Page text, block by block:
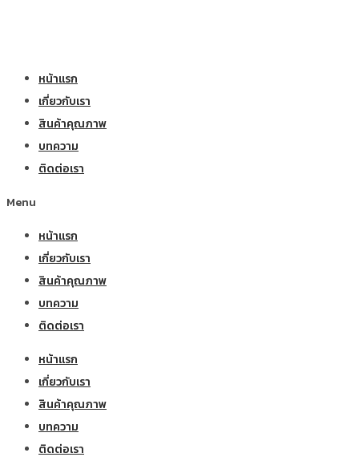
หน้าแรก
เกี่ยวกับเรา
สินค้าคุณภาพ
บทความ
ติดต่อเรา
Menu
หน้าแรก
เกี่ยวกับเรา
สินค้าคุณภาพ
บทความ
ติดต่อเรา
หน้าแรก
เกี่ยวกับเรา
สินค้าคุณภาพ
บทความ
ติดต่อเรา